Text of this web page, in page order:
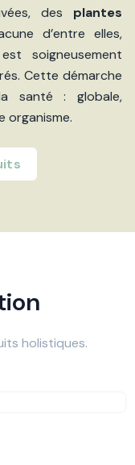
des plantes
d’entre elles,
soigneusement
Cette démarche
santé : globale,
organisme.
holistiques.